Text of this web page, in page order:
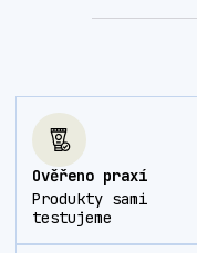
Ověřeno praxí
Produkty sami
testujeme